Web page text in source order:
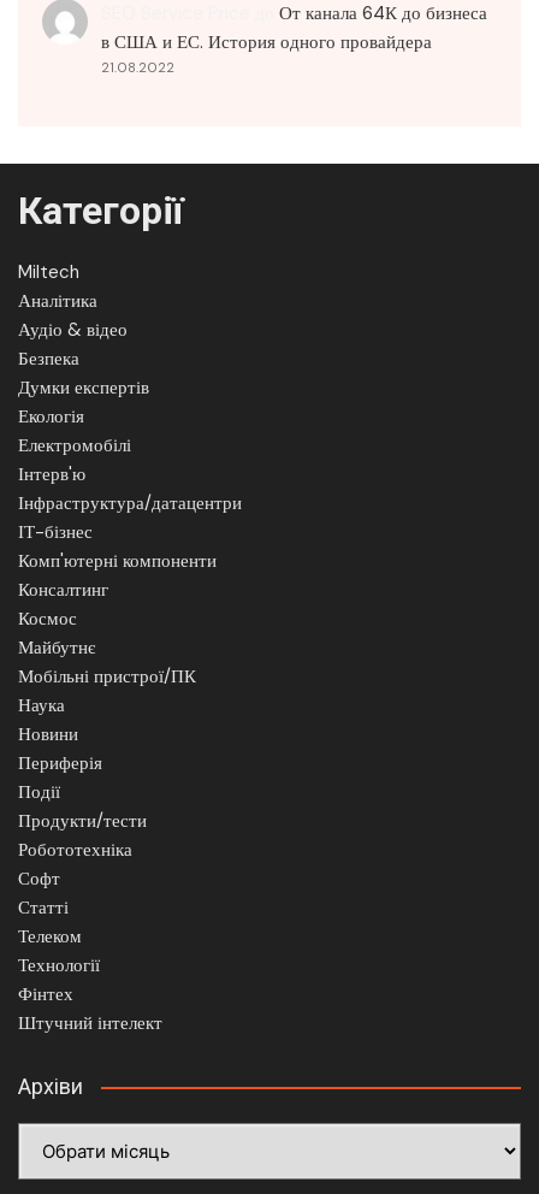
От канала 64К до бизнеса
в США и ЕС. История одного провайдера
21.08.2022
Категорії
Miltech
Аналітика
Аудіо & відео
Безпека
Думки експертів
Екологія
Електромобілі
Інтерв'ю
Інфраструктура/датацентри
ІТ-бізнес
Комп'ютерні компоненти
Консалтинг
Космос
Майбутнє
Мобільні пристрої/ПК
Наука
Новини
Периферія
Події
Продукти/тести
Робототехніка
Софт
Статті
Телеком
Технології
Фінтех
Штучний інтелект
Архіви